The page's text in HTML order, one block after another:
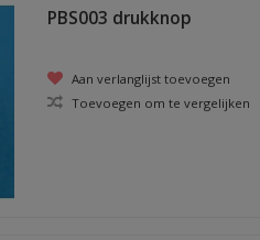
PBS003 drukknop
Aan verlanglijst toevoegen
Toevoegen om te vergelijken